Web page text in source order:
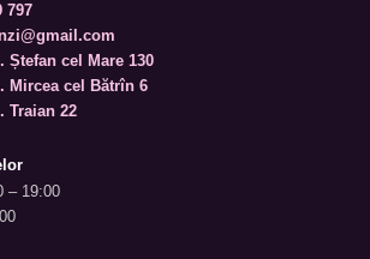
797
Ștefan cel Mare 130
Mircea cel Bătrîn 6
Traian 22
– 19:00